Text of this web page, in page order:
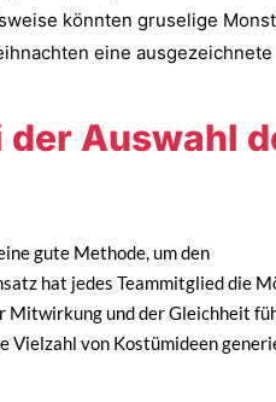
könnten gruselige
eine
der Auswahl
gute Methode, um den
hat jedes Teammitglied die
Mitwirkung und der Gleichheit
Vielzahl von Kostümideen